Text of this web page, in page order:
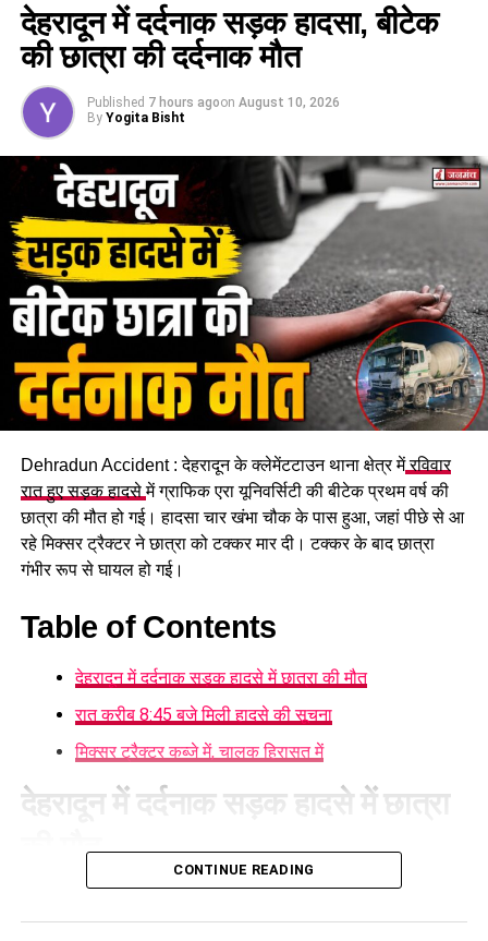
राज्यपाल ने इसे डिजिटल युग में महिलाओं को सशक्त बनाने की दिशा में एक
महत्वपूर्ण कदम बताया। उन्होंने कहा, “यह एक सुखद संयोग है कि नवरात्रि
के इस पावन अवसर पर हम गार्गी चैटबॉट जैसे अभिनव तकनीकी पहल को
हमारी मातृशक्ति को समर्पित कर रहे हैं। नारी सशक्तीकरण को गति देने
वाली यह पहल उत्तराखण्ड की महिलाओं को डिजिटल माध्यम से सशक्त
बनाएगी।
#DurgaAshtami #
GargiNariShaktiChatbot
#WomenEmpowerment #DigitalEmpowerment
ArtificialIntelligence
RELATED TOPICS:
ARTIFICIAL INTELLIGENCE
DIGITAL EMPOWERMENT
DURGA ASHTAMI
GARGI NARI SHAKTI CHATBOT
WOMEN EMPOWERMENT
UP NEXT
मोदी को बताया हक़ की आवाज़ |
देहरादून में दर्दनाक सड़क हादसा, बीटेक
की छात्रा की दर्दनाक मौत
Published 7 hours agoon August 10, 2026
By Yogita Bisht
Dehradun Accident : देहरादून के क्लेमेंटटाउन थाना क्षेत्र मेंरविवार
रात हुए सड़क हादसेमें ग्राफिक एरा यूनिवर्सिटी की बीटेक प्रथम वर्ष की
छात्रा की मौत हो गई। हादसा चार खंभा चौक के पास हुआ, जहां पीछे से आ
रहे मिक्सर ट्रैक्टर ने छात्रा को टक्कर मार दी। टक्कर के बाद छात्रा
गंभीर रूप से घायल हो गई।
Table of Contents
देहरादून में दर्दनाक सड़क हादसे में छात्रा की मौत
रात करीब 8:45 बजे मिली हादसे की सूचना
मिक्सर ट्रैक्टर कब्जे में, चालक हिरासत में
देहरादून में दर्दनाक सड़क हादसे में छात्रा
की मौत
घटना की सूचना मिलने के बादक्लेमेंटटाउन थाना पुलिसमौके पर पहुंची
और घायल छात्रा को तत्काल एंबुलेंस की मदद से नजदीकी निजी अस्पताल
CONTINUE READING